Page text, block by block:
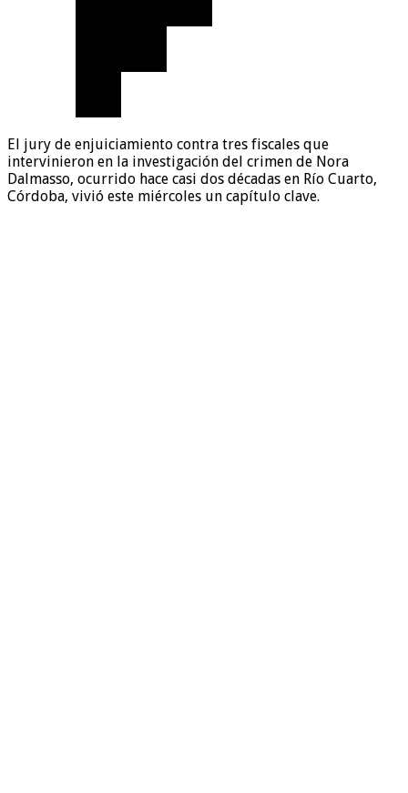
El jury de enjuiciamiento contra tres fiscales que
intervinieron en la investigación del crimen de Nora
Dalmasso, ocurrido hace casi dos décadas en Río Cuarto,
Córdoba, vivió este miércoles un capítulo clave.